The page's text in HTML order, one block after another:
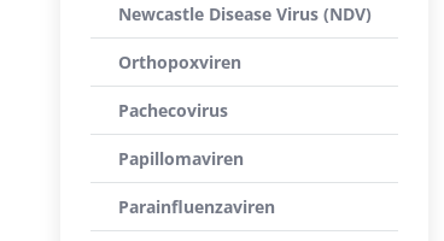
Newcastle Disease Virus (NDV)
Orthopoxviren
Pachecovirus
Papillomaviren
Parainfluenzaviren